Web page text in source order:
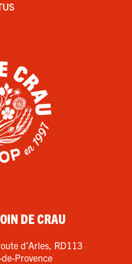
DE CRAU
d’Arles, RD113
Provence